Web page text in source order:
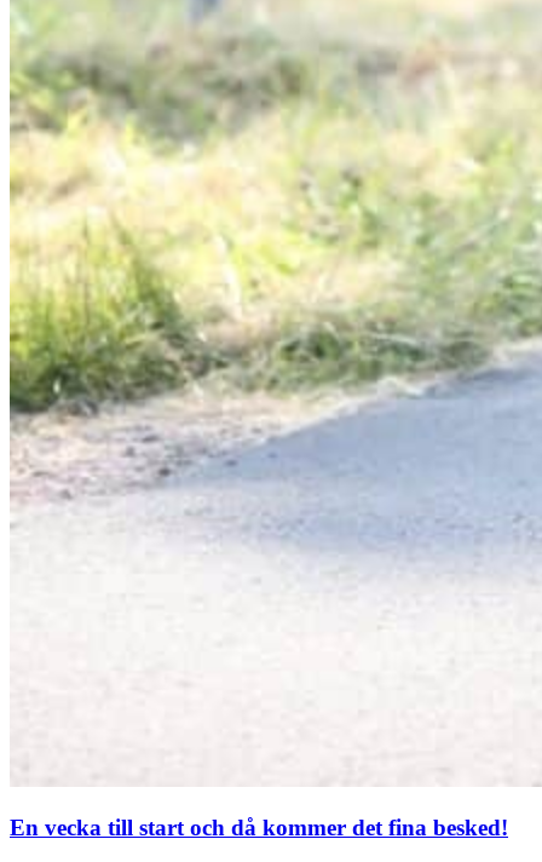
En vecka till start och då kommer det fina besked!